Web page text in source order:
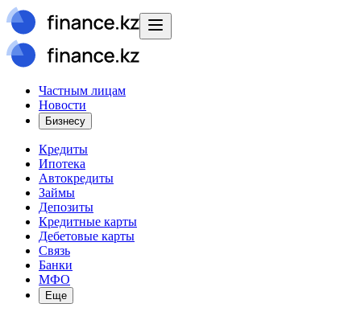
Частным лицам
Новости
Бизнесу
Кредиты
Ипотека
Автокредиты
Займы
Депозиты
Кредитные карты
Дебетовые карты
Связь
Банки
МФО
Еще